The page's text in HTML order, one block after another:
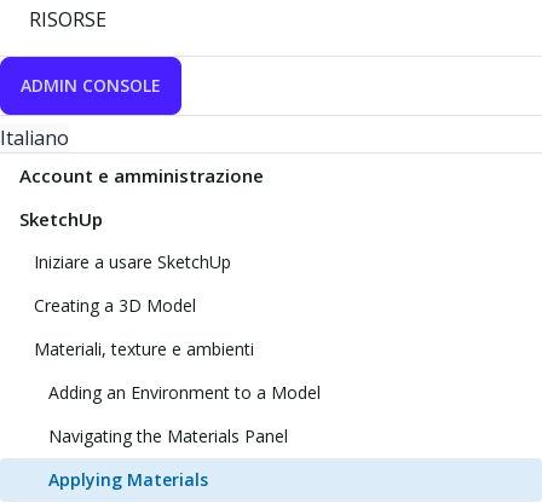
RISORSE
ADMIN CONSOLE
Italiano
Account e amministrazione
SketchUp
Iniziare a usare SketchUp
Creating a 3D Model
Materiali, texture e ambienti
Adding an Environment to a Model
Navigating the Materials Panel
Applying Materials